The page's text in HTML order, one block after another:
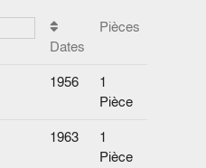
Dates
Pièces
1956
1
Pièce
1963
1
Pièce